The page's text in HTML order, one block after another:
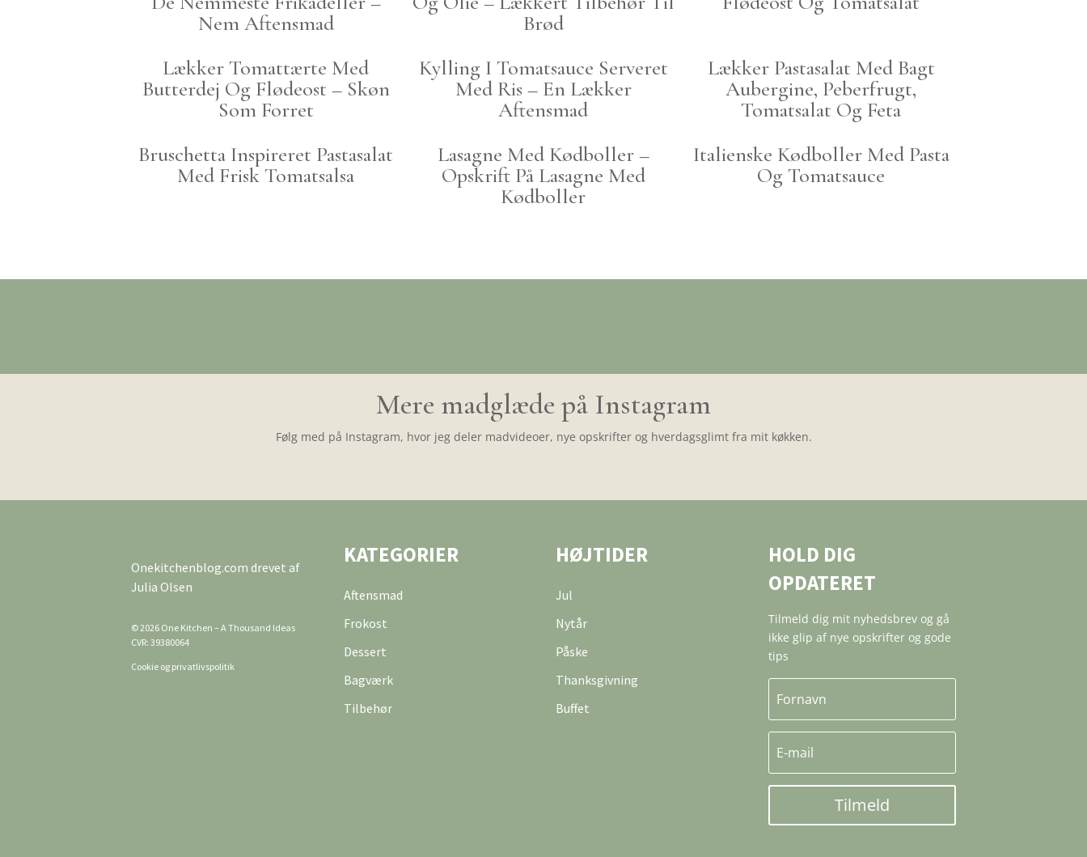
Nem Aftensmad
Brød
Lækker Tomattærte Med
Butterdej Og Flødeost – Skøn
Som Forret
Kylling I Tomatsauce Serveret
Med Ris – En Lækker
Aftensmad
Lækker Pastasalat Med Bagt
Aubergine, Peberfrugt,
Tomatsalat Og Feta
Bruschetta Inspireret Pastasalat
Med Frisk Tomatsalsa
Lasagne Med Kødboller –
Opskrift På Lasagne Med
Kødboller
Italienske Kødboller Med Pasta
Og Tomatsauce
Mere madglæde på Instagram
Følg med på Instagram, hvor jeg deler madvideoer, nye opskrifter og hverdagsglimt fra mit køkken.
Onekitchenblog.com drevet af
Julia Olsen
© 2026 One Kitchen – A Thousand Ideas
CVR: 39380064
Cookie og privatlivspolitik
KATEGORIER
Aftensmad
Frokost
Dessert
Bagværk
Tilbehør
HØJTIDER
Jul
Nytår
Påske
Thanksgivning
Buffet
HOLD DIG
OPDATERET
Tilmeld dig mit nyhedsbrev og gå
ikke glip af nye opskrifter og gode
tips
Tilmeld